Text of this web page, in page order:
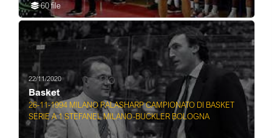
60 file
22/11/2020
Basket
26-11-1994 MILANO PALASHARP CAMPIONATO DI BASKET
SERIE A 1 STEFANEL MILANO-BUCKLER BOLOGNA